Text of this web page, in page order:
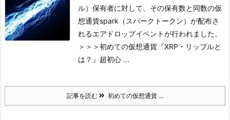
ル）保有者に対して、その保有数と同数の仮
想通貨spark（スパークトークン）が配布さ
れるエアドロップイベントが行われました。
＞＞＞初めての仮想通貨『XRP・リップルと
は？』超初心 ...
記事を読む 初めての仮想通貨 ...